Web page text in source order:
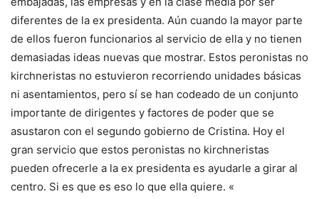
diferentes de la ex presidenta. Aún cuando la mayor parte
de ellos fueron funcionarios al servicio de ella y no tienen
demasiadas ideas nuevas que mostrar. Estos peronistas no
kirchneristas no estuvieron recorriendo unidades básicas
ni asentamientos, pero sí se han codeado de un conjunto
importante de dirigentes y factores de poder que se
asustaron con el segundo gobierno de Cristina. Hoy el
gran servicio que estos peronistas no kirchneristas
pueden ofrecerle a la ex presidenta es ayudarle a girar al
centro. Si es que es eso lo que ella quiere. «